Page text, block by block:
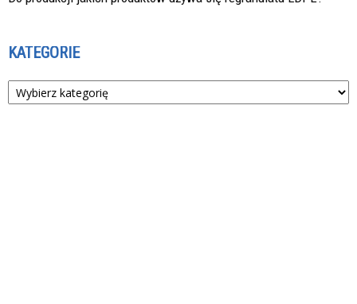
KATEGORIE
Kategorie